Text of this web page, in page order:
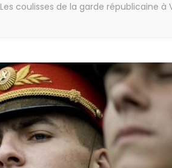
Les coulisses de la garde républicaine à